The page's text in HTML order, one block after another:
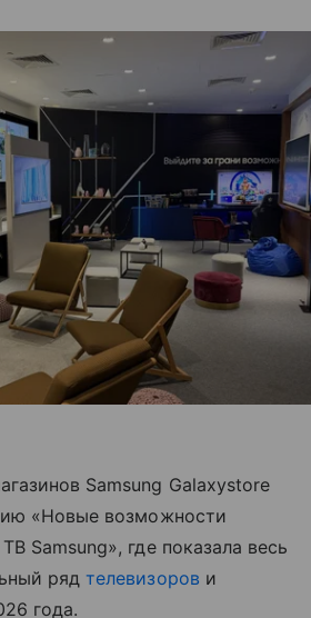
Samsung Galaxystore
«Новые возможности
Samsung», где показала весь
рядтелевизоров и
года.